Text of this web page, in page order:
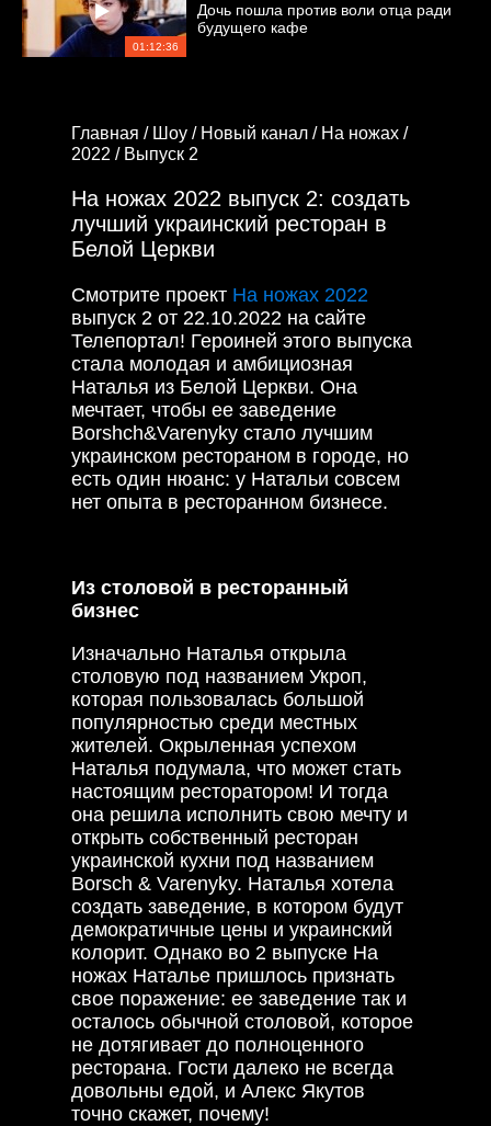
01:12:36
Дочь пошла против воли отца ради
будущего кафе
Главная / Шоу / Новый канал / На ножах /
2022 / Выпуск 2
На ножах 2022 выпуск 2: создать
лучший украинский ресторан в
Белой Церкви
Смотрите проект На ножах 2022
выпуск 2 от 22.10.2022 на сайте
Телепортал! Героиней этого выпуска
стала молодая и амбициозная
Наталья из Белой Церкви. Она
мечтает, чтобы ее заведение
Borshch&Varenyky стало лучшим
украинском рестораном в городе, но
есть один нюанс: у Натальи совсем
нет опыта в ресторанном бизнесе.
Из столовой в ресторанный
бизнес
Изначально Наталья открыла
столовую под названием Укроп,
которая пользовалась большой
популярностью среди местных
жителей. Окрыленная успехом
Наталья подумала, что может стать
настоящим ресторатором! И тогда
она решила исполнить свою мечту и
открыть собственный ресторан
украинской кухни под названием
Borsch & Varenyky. Наталья хотела
создать заведение, в котором будут
демократичные цены и украинский
колорит. Однако во 2 выпуске На
ножах Наталье пришлось признать
свое поражение: ее заведение так и
осталось обычной столовой, которое
не дотягивает до полноценного
ресторана. Гости далеко не всегда
довольны едой, и Алекс Якутов
точно скажет, почему!